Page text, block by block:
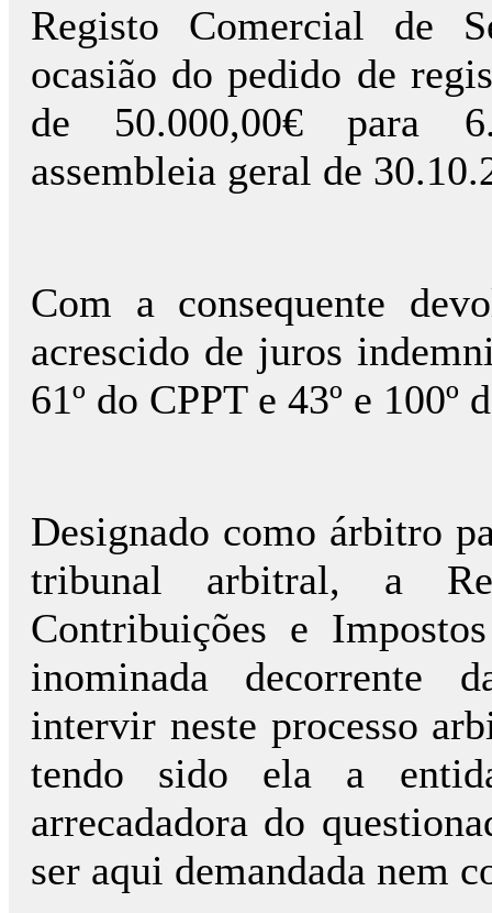
Registo Comercial de
ocasião do pedido de
de 50.000,00€ para
assembleia geral de
Com a consequente
acrescido de juros
61º do CPPT e 43º e 100º
Designado como árbitro
tribunal arbitral, a
Contribuições e
inominada decorrente
intervir neste processo
tendo sido ela a
arrecadadora do
ser aqui demandada nem